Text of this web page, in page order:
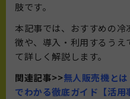
肢です。
本記事では、おすすめの
徴や、導入・利用するう
て詳しく解説します。
関連記事>>無人販売機と
でわかる徹底ガイド【活用